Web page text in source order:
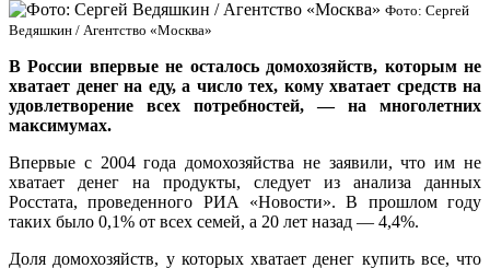
Фото: Сергей
Ведяшкин / Агентство «Москва»
В России впервые не осталось домохозяйств, которым не
хватает денег на еду, а число тех, кому хватает средств на
удовлетворение всех потребностей, — на многолетних
максимумах.
Впервые с 2004 года домохозяйства не заявили, что им не
хватает денег на продукты, следует из анализа данных
Росстата, проведенного РИА «Новости». В прошлом году
таких было 0,1% от всех семей, а 20 лет назад — 4,4%.
Доля домохозяйств, у которых хватает денег купить все, что